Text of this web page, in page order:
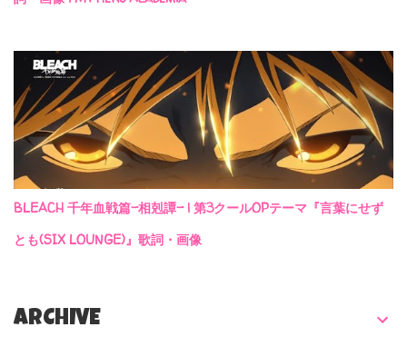
BLEACH 千年血戦篇-相剋譚- | 第3クールOPテーマ『言葉にせず
とも(SIX LOUNGE)』歌詞・画像
ARCHIVE